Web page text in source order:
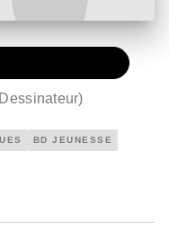
Dessinateur)
BD JEUNESSE